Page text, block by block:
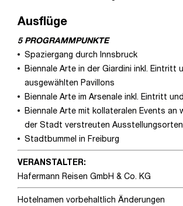
Ausflüge
5 PROGRAMMPUNKTE
Spaziergang durch Innsbruck
Biennale Arte in der Giardini inkl. Eintritt
ausgewählten Pavillons
Biennale Arte im Arsenale inkl. Eintritt
Biennale Arte mit kollateralen Events an
der Stadt verstreuten Ausstellungsorten
Stadtbummel in Freiburg
VERANSTALTER:
Hafermann Reisen GmbH & Co. KG
Hotelnamen vorbehaltlich Änderungen